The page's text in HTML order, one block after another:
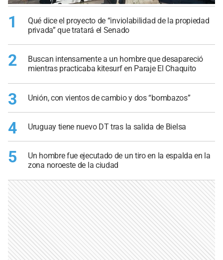
1
Qué dice el proyecto de “inviolabilidad de la propiedad
privada” que tratará el Senado
2
Buscan intensamente a un hombre que desapareció
mientras practicaba kitesurf en Paraje El Chaquito
3 Unión, con vientos de cambio y dos “bombazos”
4 Uruguay tiene nuevo DT tras la salida de Bielsa
5
Un hombre fue ejecutado de un tiro en la espalda en la
zona noroeste de la ciudad